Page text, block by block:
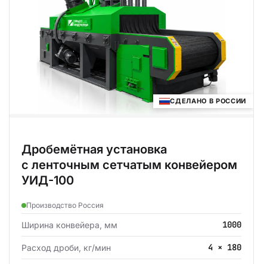
СДЕЛАНО В РОССИИ
Дробемётная установка
с ленточным сетчатым конвейером
УИД-100
Производство Россия
Ширина конвейера, мм 1000
Расход дроби, кг/мин 4 × 180